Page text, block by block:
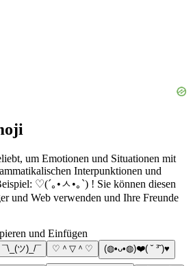
um Emotionen und Situationen mit
Interpunktionen und
♡(´｡•ㅅ•｡`) ! Sie können diesen
und Web verwenden und Ihre Freunde
und Einfügen
¯\_(ツ)_/¯ ♡＾▽＾♡ (◍•ᴗ•◍)❤️( ˘ ³˘)♥